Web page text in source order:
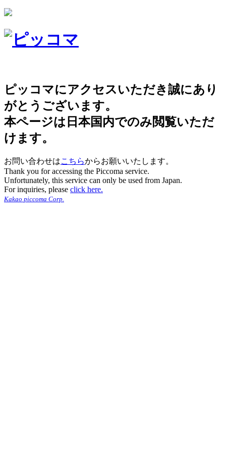
ピッコマにアクセスいただき誠にあり
がとうございます。
本ページは日本国内でのみ閲覧いただ
けます。
お問い合わせはこちらからお願いいたします。
Thank you for accessing the Piccoma service.
Unfortunately, this service can only be used from Japan.
For inquiries, please click here.
Kakao piccoma Corp.